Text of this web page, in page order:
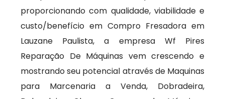
proporcionando com qualidade, viabilidade e
custo/benefício em Compro Fresadora em
Lauzane Paulista, a empresa Wf Pires
Reparação De Máquinas vem crescendo e
mostrando seu potencial através de Maquinas
para Marcenaria a Venda, Dobradeira,